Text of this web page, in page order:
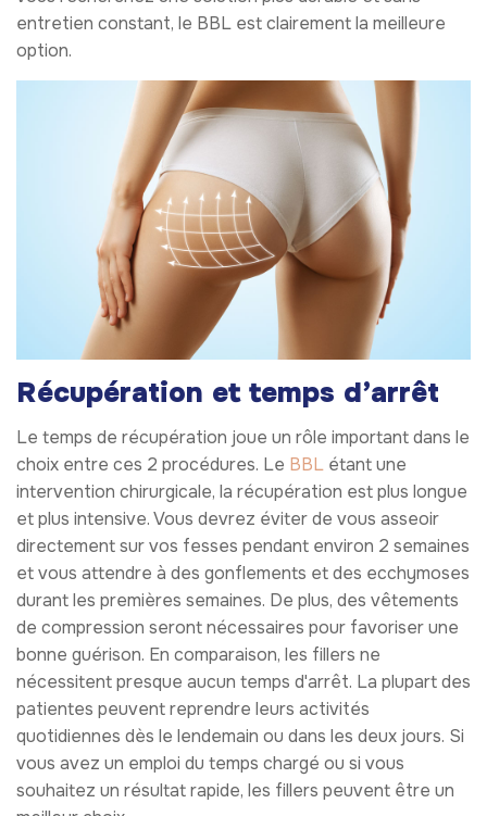
entretien constant, le BBL est clairement la meilleure
option.
Récupération et temps d’arrêt
Le temps de récupération joue un rôle important dans le
choix entre ces 2 procédures. Le BBL étant une
intervention chirurgicale, la récupération est plus longue
et plus intensive. Vous devrez éviter de vous asseoir
directement sur vos fesses pendant environ 2 semaines
et vous attendre à des gonflements et des ecchymoses
durant les premières semaines. De plus, des vêtements
de compression seront nécessaires pour favoriser une
bonne guérison. En comparaison, les fillers ne
nécessitent presque aucun temps d'arrêt. La plupart des
patientes peuvent reprendre leurs activités
quotidiennes dès le lendemain ou dans les deux jours. Si
vous avez un emploi du temps chargé ou si vous
souhaitez un résultat rapide, les fillers peuvent être un